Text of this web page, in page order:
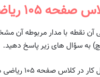
۱۰۵ ریاضی هفتم
آن نقطه با مدار مربوطه
به سؤال های زیر پاسخ دهید.